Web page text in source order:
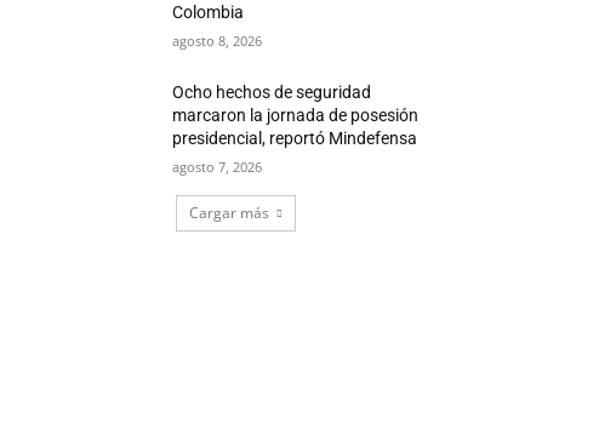
Colombia
agosto 8, 2026
Ocho hechos de seguridad
marcaron la jornada de posesión
presidencial, reportó Mindefensa
agosto 7, 2026
Cargar más